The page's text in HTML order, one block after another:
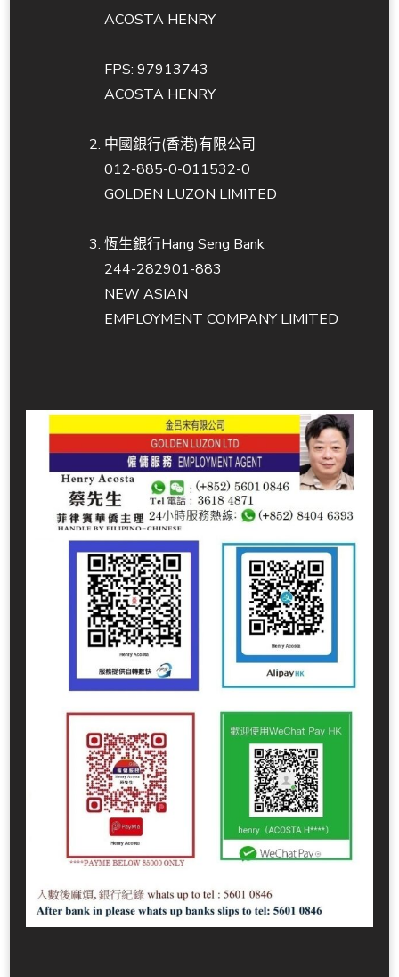
ACOSTA HENRY
FPS: 97913743
ACOSTA HENRY
中國銀行(香港)有限公司
012-885-0-011532-0
GOLDEN LUZON LIMITED
恆生銀行Hang Seng Bank
244-282901-883
NEW ASIAN
EMPLOYMENT COMPANY LIMITED